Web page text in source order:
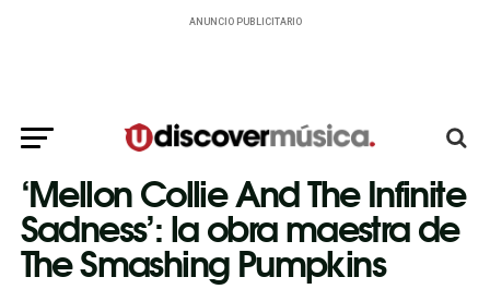
ANUNCIO PUBLICITARIO
‘Mellon Collie And The Infinite
Sadness’: la obra maestra de
The Smashing Pumpkins